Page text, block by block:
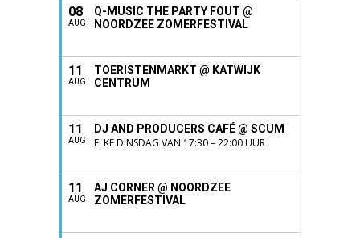
08
AUG
Q-MUSIC THE PARTY FOUT @
NOORDZEE ZOMERFESTIVAL
11
AUG
TOERISTENMARKT @ KATWIJK
CENTRUM
11
AUG
DJ AND PRODUCERS CAFÉ @ SCUM
ELKE DINSDAG VAN 17:30 – 22:00 UUR
11
AUG
AJ CORNER @ NOORDZEE
ZOMERFESTIVAL